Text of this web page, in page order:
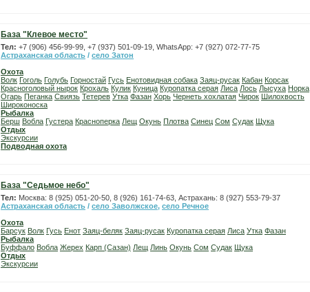
База "Клевое место"
Тел: +7 (906) 456-99-99, +7 (937) 501-09-19, WhatsApp: +7 (927) 072-77-75
Астраханская область / село Затон
Охота
Волк Гоголь Голубь Горностай Гусь Енотовидная собака Заяц-русак Кабан Корсак
Красноголовый нырок Крохаль Кулик Куница Куропатка серая Лиса Лось Лысуха Норка
Огарь Пеганка Свиязь Тетерев Утка Фазан Хорь Чернеть хохлатая Чирок Шилохвость
Широконоска
Рыбалка
Берш Вобла Густера Красноперка Лещ Окунь Плотва Синец Сом Судак Щука
Отдых
Экскурсии
Подводная охота
База "Седьмое небо"
Тел: Москва: 8 (925) 051-20-50, 8 (926) 161-74-63, Астрахань: 8 (927) 553-79-37
Астраханская область / село Заволжское, село Речное
Охота
Барсук Волк Гусь Енот Заяц-беляк Заяц-русак Куропатка серая Лиса Утка Фазан
Рыбалка
Буффало Вобла Жерех Карп (Сазан) Лещ Линь Окунь Сом Судак Щука
Отдых
Экскурсии